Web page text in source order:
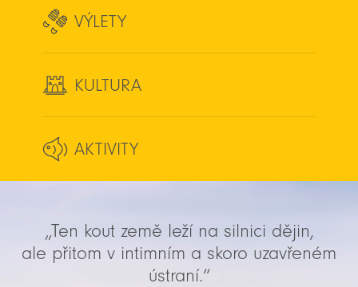
VÝLETY
KULTURA
AKTIVITY
„Ten kout země leží na silnici dějin,
ale přitom v intimním a skoro uzavřeném
ústraní.“